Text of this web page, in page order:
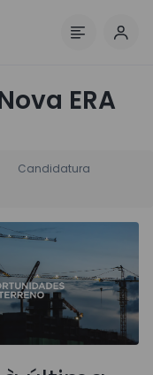
ERA
Candidatura